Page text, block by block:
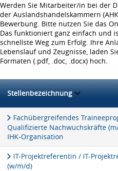
Werden Sie Mitarbeiter/in bei der
der Auslandshandelskammern
Bewerbung. Bitte nutzen Sie das
Das funktioniert ganz einfach und
schnellste Weg zum Erfolg. Ihre
Lebenslauf und Zeugnisse, laden
Formaten (.pdf, .doc, .docx) hoch.
Stellenbezeichnung
Fachübergreifendes
Qualifizierte Nachwuchskräfte
IHK-Organisation
IT-Projektreferentin / IT-
(w/m/d)